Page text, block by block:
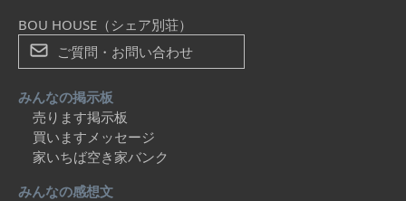
BOU HOUSE（シェア別荘）
ご質問・お問い合わせ
みんなの掲示板
売ります掲示板
買いますメッセージ
家いちば空き家バンク
みんなの感想文